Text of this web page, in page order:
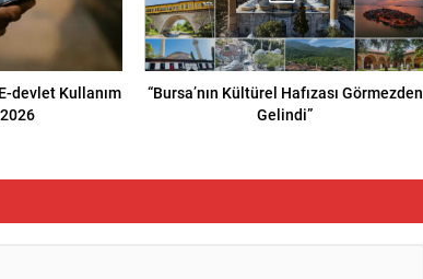
devlet Kullanım
“Bursa’nın Kültürel Hafızası Görmezden
Gelindi”